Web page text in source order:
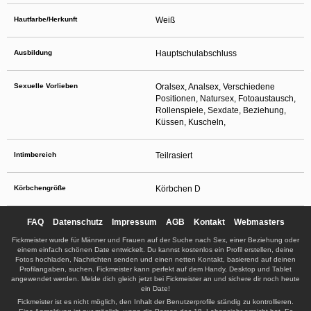
Hautfarbe/Herkunft Weiß
Ausbildung Hauptschulabschluss
Sexuelle Vorlieben
Oralsex, Analsex, Verschiedene
Positionen, Natursex, Fotoaustausch,
Rollenspiele, Sexdate, Beziehung,
Küssen, Kuscheln,
Intimbereich Teilrasiert
Körbchengröße Körbchen D
FAQ Datenschutz Impressum AGB Kontakt Webmasters
Fickmeister wurde für Männer und Frauen auf der Suche nach Sex, einer Beziehung oder
einem einfach schönen Date entwickelt. Du kannst kostenlos ein Profil erstellen, deine
Fotos hochladen, Nachrichten senden und einen netten Kontakt, basierend auf deinen
Profilangaben, suchen. Fickmeister kann perfekt auf dem Handy, Desktop und Tablet
angewendet werden. Melde dich gleich jetzt bei Fickmeister an und sichere dir noch heute
ein Date!
Fickmeister ist es nicht möglich, den Inhalt der Benutzerprofile ständig zu kontrollieren.